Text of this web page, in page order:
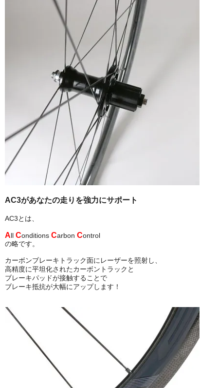
AC3があなたの走りを強力にサポート
AC3とは、
All Conditions Carbon Control
の略です。
カーボンブレーキトラック面にレーザーを照射し、
高精度に平坦化されたカーボントラックと
ブレーキパッドが接触することで
ブレーキ抵抗が大幅にアップします！